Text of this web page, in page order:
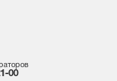
00